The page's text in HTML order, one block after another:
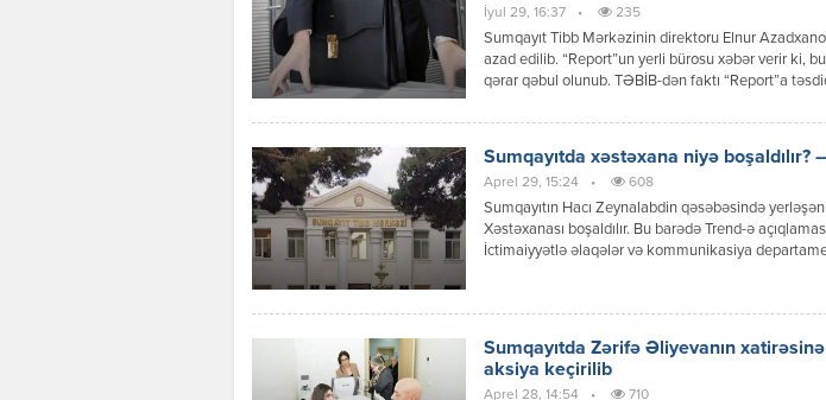
İyul 29, 16:37 • 235
Sumqayıt Tibb Mərkəzinin direktoru Elnur
azad edilib. “Report”un yerli bürosu xəbər verir ki,
qərar qəbul olunub. TƏBİB-dən faktı “Report”a
Sumqayıtda xəstəxana niyə boşaldılır?
Aprel 29, 15:24 • 608
Sumqayıtın Hacı Zeynalabdin qəsəbəsində
Xəstəxanası boşaldılır. Bu barədə Trend-ə
İctimaiyyətlə əlaqələr və kommunikasiya
şəhərinin Hacı Zeynalabdin qəsəbəsində yerləşən,
istismar nəticəsində aşınma […]
Sumqayıtda Zərifə Əliyevanın
aksiya keçirilib
Aprel 28, 14:54 • 710